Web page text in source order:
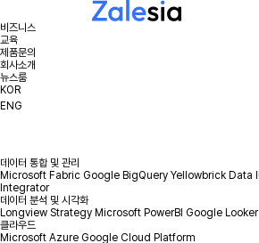
비즈니스
교육
제품문의
회사소개
뉴스룸
KOR
ENG
데이터 통합 및 관리
Microsoft Fabric Google BigQuery Yellowbrick Data
Integrator
데이터 분석 및 시각화
Longview Strategy Microsoft PowerBI Google Looker
클라우드
Microsoft Azure Google Cloud Platform